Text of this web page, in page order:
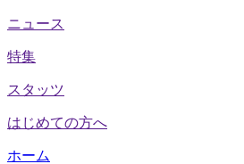
ニュース
特集
スタッツ
はじめての方へ
ホーム